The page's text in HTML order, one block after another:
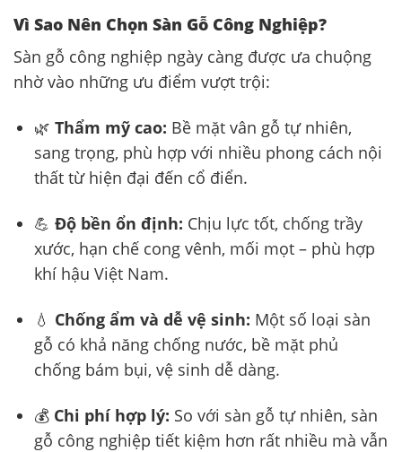
Vì Sao Nên Chọn Sàn Gỗ Công Nghiệp?
Sàn gỗ công nghiệp ngày càng được ưa chuộng
nhờ vào những ưu điểm vượt trội:
🌿 Thẩm mỹ cao: Bề mặt vân gỗ tự nhiên,
sang trọng, phù hợp với nhiều phong cách nội
thất từ hiện đại đến cổ điển.
💪 Độ bền ổn định: Chịu lực tốt, chống trầy
xước, hạn chế cong vênh, mối mọt – phù hợp
khí hậu Việt Nam.
💧 Chống ẩm và dễ vệ sinh: Một số loại sàn
gỗ có khả năng chống nước, bề mặt phủ
chống bám bụi, vệ sinh dễ dàng.
💰 Chi phí hợp lý: So với sàn gỗ tự nhiên, sàn
gỗ công nghiệp tiết kiệm hơn rất nhiều mà vẫn